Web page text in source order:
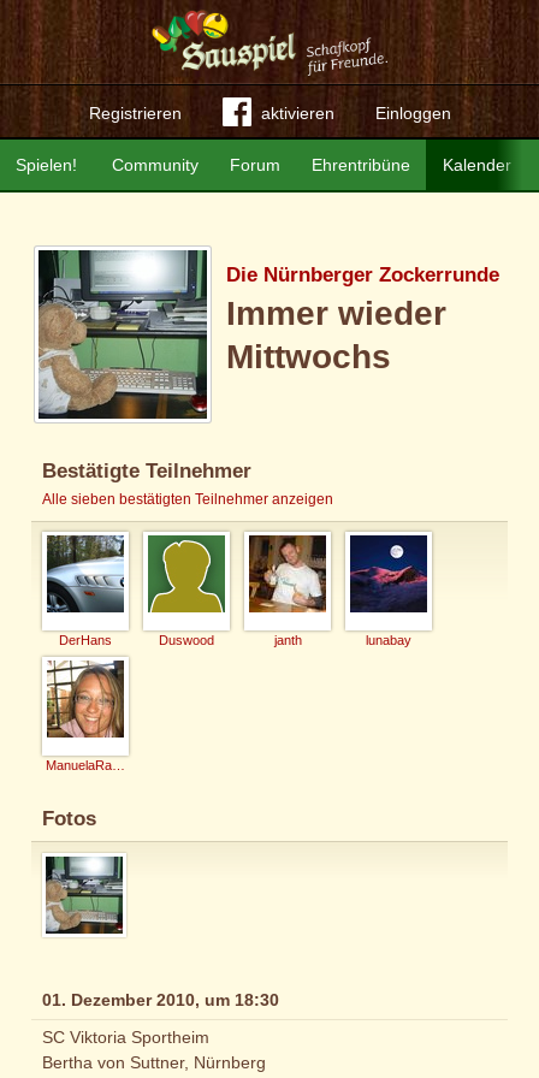
Registrieren aktivieren Einloggen
Community Forum Ehrentribüne Kalender
Spielen!
Die Nürnberger Zockerrunde
Immer wieder
Mittwochs
Bestätigte Teilnehmer
Alle sieben bestätigten Teilnehmer anzeigen
DerHans Duswood janth lunabay
Fotos
01. Dezember 2010, um 18:30
SC Viktoria Sportheim
Bertha von Suttner, Nürnberg